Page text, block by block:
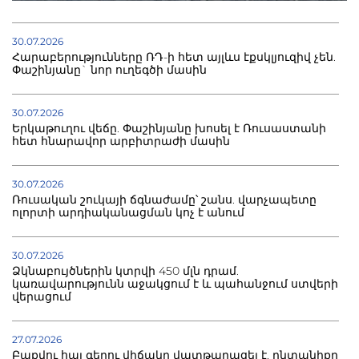
30.07.2026
Հարաբերությունները ՌԴ-ի հետ այլևս էքսկլյուզիվ չեն.
Փաշինյանը` նոր ուղեգծի մասին
30.07.2026
Երկաթուղու վեճը. Փաշինյանը խոսել է Ռուսաստանի
հետ հնարավոր արբիտրաժի մասին
30.07.2026
Ռուսական շուկայի ճգնաժամը՝ շանս. վարչապետը
ոլորտի արդիականացման կոչ է անում
30.07.2026
Ձկնաբույծներին կտրվի 450 մլն դրամ.
կառավարությունն աջակցում է և պահանջում ստվերի
վերացում
27.07.2026
Բաքվու հայ գերու վիճակը վատթարացել է. ընտանիքը